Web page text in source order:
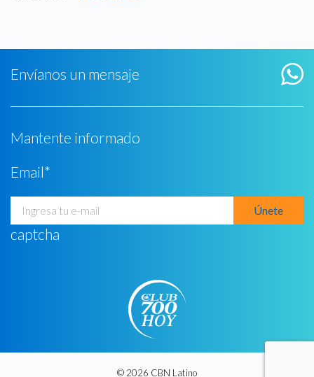
Envíanos un mensaje
Mantente informado
Email*
captcha
© 2026 CBN Latino